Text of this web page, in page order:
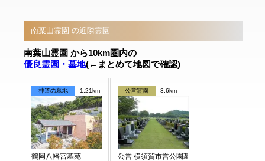
南葉山霊園 の近隣霊園
南葉山霊園 から10km圏内の
優良霊園・墓地(←まとめて地図で確認)
神道の墓地 1.21km
鶴岡八幡宮墓苑
公営霊園 3.6km
公営 横須賀市営公園墓地